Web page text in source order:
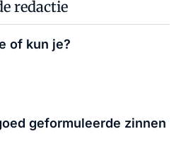
redactie
of kun je?
geformuleerde zinnen